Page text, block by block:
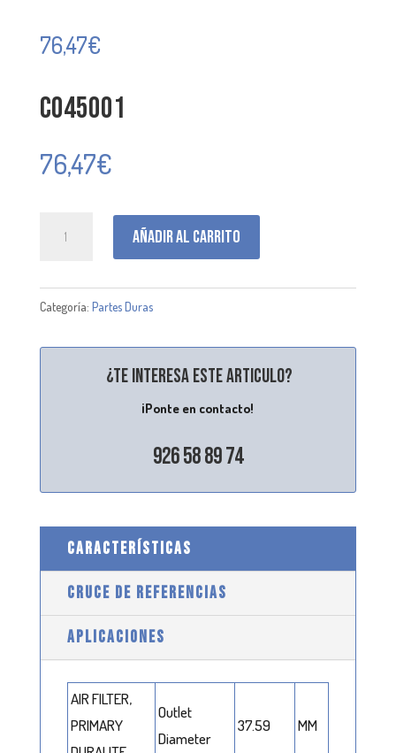
76,47€
C045001
76,47€
Añadir al carrito
Categoría: Partes Duras
¿Te interesa este articulo?
¡Ponte en contacto!
926 58 89 74
CARACTERÍSTICAS
CRUCE DE REFERENCIAS
APLICACIONES
AIR FILTER,
PRIMARY
Outlet
Diameter
37.59 MM